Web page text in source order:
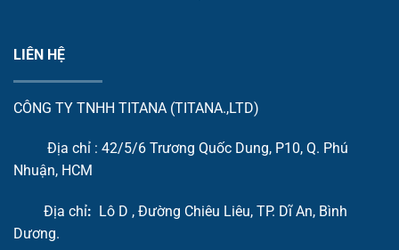
LIÊN HỆ
CÔNG TY TNHH TITANA (TITANA.,LTD)
Địa chỉ : 42/5/6 Trương Quốc Dung, P10, Q. Phú
Nhuận, HCM
Địa chỉ: Lô D , Đường Chiêu Liêu, TP. Dĩ An, Bình
Dương.